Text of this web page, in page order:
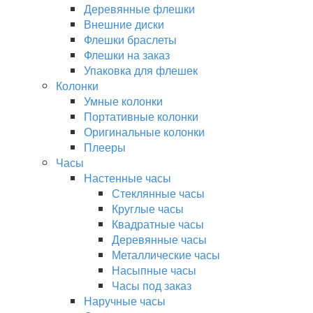
Деревянные флешки
Внешние диски
Флешки браслеты
Флешки на заказ
Упаковка для флешек
Колонки
Умные колонки
Портативные колонки
Оригинальные колонки
Плееры
Часы
Настенные часы
Стеклянные часы
Круглые часы
Квадратные часы
Деревянные часы
Металлические часы
Насыпные часы
Часы под заказ
Наручные часы